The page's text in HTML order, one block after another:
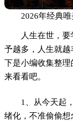
2026年经典
人生在世，
予越多，人生就
下是小编收集整
来看看吧。
1、从今天起
绪化，不准偷偷